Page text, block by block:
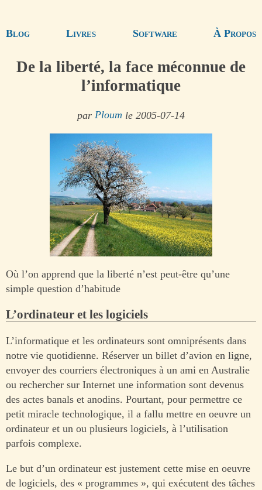
Blog Livres Software À Propos
De la liberté, la face méconnue de
l’informatique
par Ploum le 2005-07-14
Où l’on apprend que la liberté n’est peut-être qu’une
simple question d’habitude
L’ordinateur et les logiciels
L’informatique et les ordinateurs sont omniprésents dans
notre vie quotidienne. Réserver un billet d’avion en ligne,
envoyer des courriers électroniques à un ami en Australie
ou rechercher sur Internet une information sont devenus
des actes banals et anodins. Pourtant, pour permettre ce
petit miracle technologique, il a fallu mettre en oeuvre un
ordinateur et un ou plusieurs logiciels, à l’utilisation
parfois complexe.
Le but d’un ordinateur est justement cette mise en oeuvre
de logiciels, des « programmes », qui exécutent des tâches